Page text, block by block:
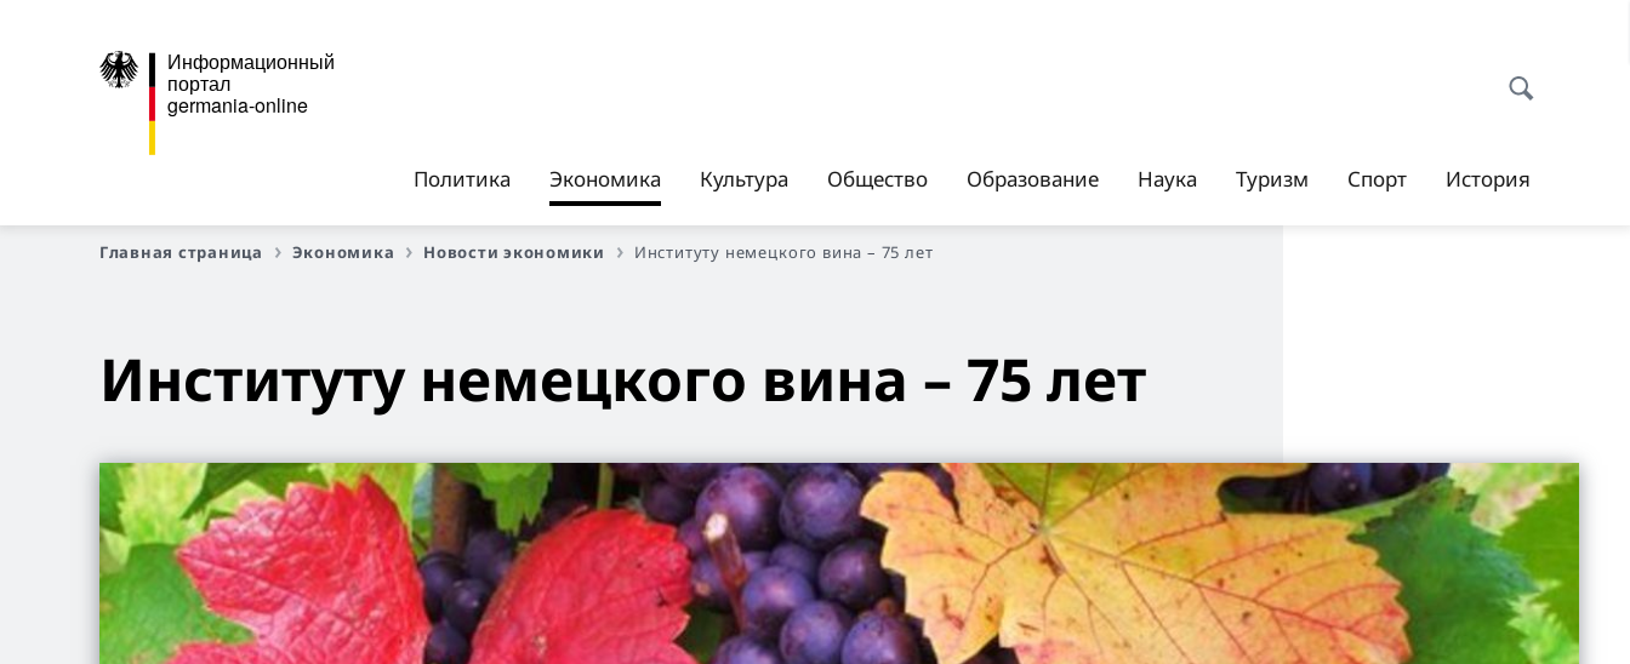
Информационный
портал
germania-online
Политика Экономика Культура Общество Образование Наука Туризм Спорт История
Главная страница Экономика Новости экономики Институту немецкого вина – 75 лет
Институту немецкого вина – 75 лет